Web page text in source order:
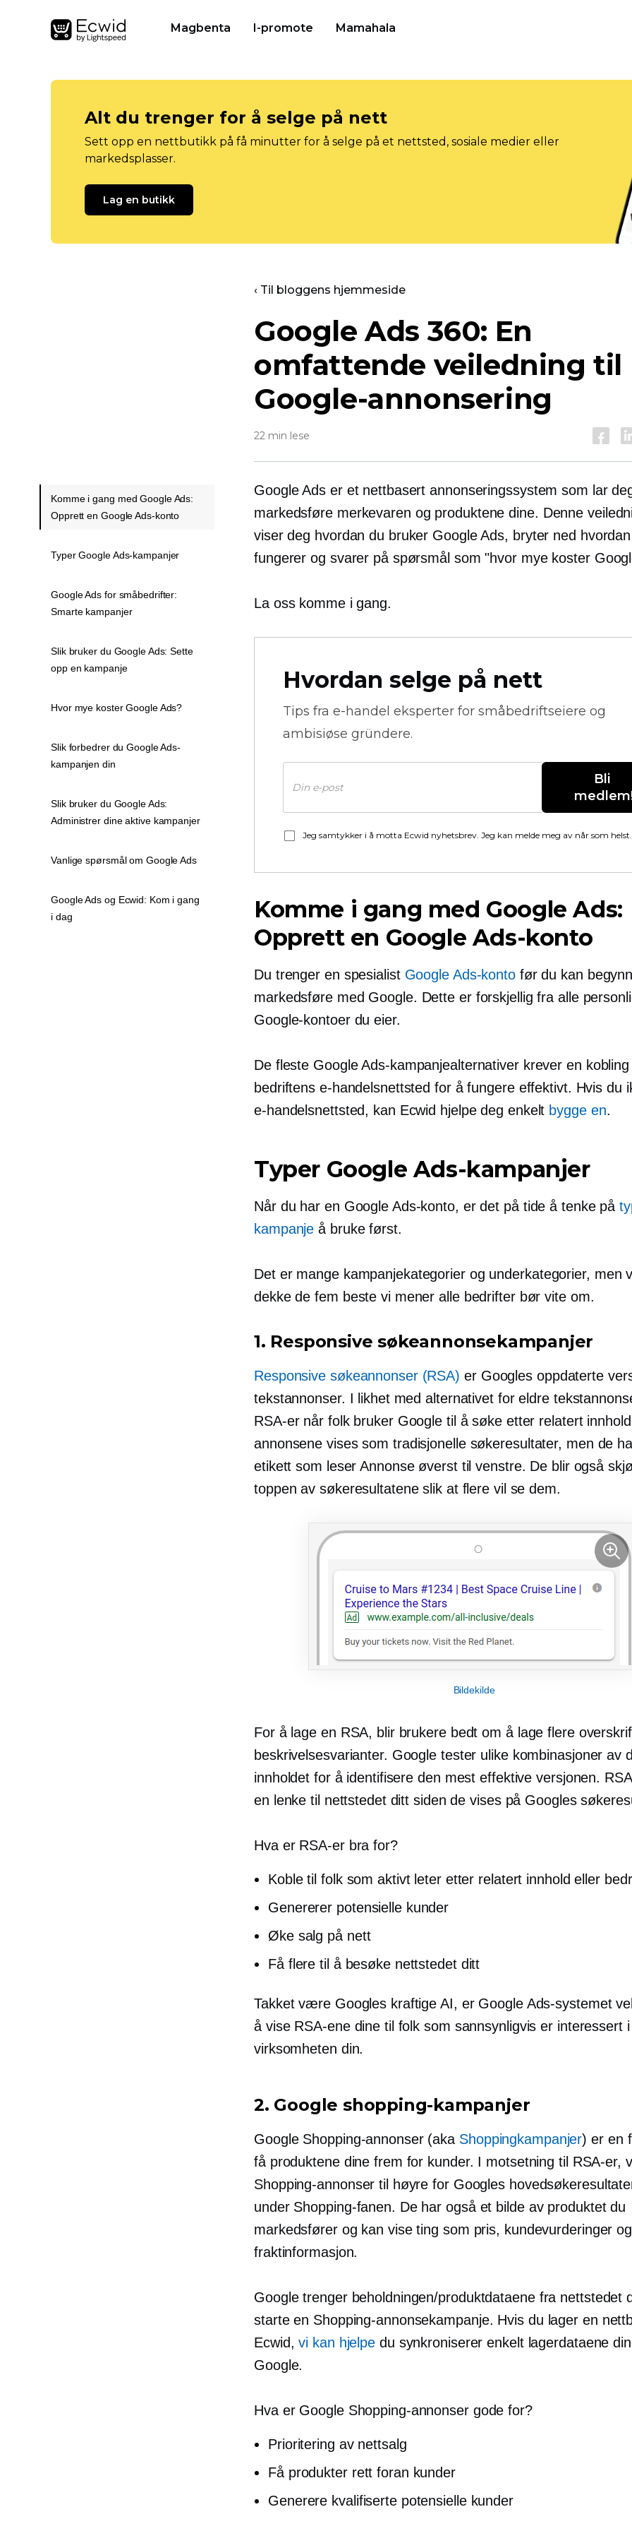
Magbenta I-promote Mamahala
Alt du trenger for å selge på nett
Sett opp en nettbutikk på få minutter for å selge på et nettsted, sosiale medier eller
markedsplasser.
Lag en butikk
‹ Til bloggens hjemmeside
Google Ads 360: En
omfattende veiledning til
Google-annonsering
22 min lese
Google Ads er et nettbasert annonseringssystem som lar
markedsføre merkevaren og produktene dine. Denne
viser deg hvordan du bruker Google Ads, bryter ned
fungerer og svarer på spørsmål som "hvor mye koster
La oss komme i gang.
Hvordan selge på nett
Tips fra e-handel eksperter for småbedriftseiere og
ambisiøse gründere.
Bli
Jeg samtykker i å motta Ecwid nyhetsbrev. Jeg kan melde meg av når som helst.
Komme i gang med Google Ads:
Opprett en Google Ads-konto
Du trenger en spesialist Google Ads-kontofør du kan
markedsføre med Google. Dette er forskjellig fra alle
Google-kontoer du eier.
De fleste Google Ads-kampanjealternativer krever en kobling
bedriftens e-handelsnettsted for å fungere effektivt. Hvis du
e-handelsnettsted, kan Ecwid hjelpe deg enkelt bygge en.
Typer Google Ads-kampanjer
Når du har en Google Ads-konto, er det på tide å tenke på
kampanje å bruke først.
Det er mange kampanjekategorier og underkategorier, men
dekke de fem beste vi mener alle bedrifter bør vite om.
1. Responsive søkeannonsekampanjer
Responsive søkeannonser (RSA) er Googles oppdaterte
tekstannonser. I likhet med alternativet for eldre
RSA-er når folk bruker Google til å søke etter relatert
annonsene vises som tradisjonelle søkeresultater, men de
etikett som leser Annonse øverst til venstre. De blir også
toppen av søkeresultatene slik at flere vil se dem.
Bildekilde
For å lage en RSA, blir brukere bedt om å lage flere
beskrivelsesvarianter. Google tester ulike kombinasjoner av
innholdet for å identifisere den mest effektive versjonen.
en lenke til nettstedet ditt siden de vises på Googles
Hva er RSA-er bra for?
Koble til folk som aktivt leter etter relatert innhold eller
Genererer potensielle kunder
Øke salg på nett
Få flere til å besøke nettstedet ditt
Takket være Googles kraftige AI, er Google Ads-systemet
å vise RSA-ene dine til folk som sannsynligvis er interessert i
virksomheten din.
2. Google shopping-kampanjer
Google Shopping-annonser (aka Shoppingkampanjer) er en
få produktene dine frem for kunder. I motsetning til RSA-er,
Shopping-annonser til høyre for Googles
under Shopping-fanen. De har også et bilde av produktet du
markedsfører og kan vise ting som pris, kundevurderinger og
fraktinformasjon.
Google trenger beholdningen/produktdataene fra nettstedet
starte en Shopping-annonsekampanje. Hvis du lager en
Ecwid,vi kan hjelpe du synkroniserer enkelt lagerdataene
Google.
Hva er Google Shopping-annonser gode for?
Prioritering av nettsalg
Få produkter rett foran kunder
Generere kvalifiserte potensielle kunder
Komme i gang med Google Ads:
Opprett en Google Ads-konto
Typer Google Ads-kampanjer
Google Ads for småbedrifter:
Smarte kampanjer
Slik bruker du Google Ads: Sette
opp en kampanje
Hvor mye koster Google Ads?
Slik forbedrer du Google Ads-
kampanjen din
Slik bruker du Google Ads:
Administrer dine aktive kampanjer
Vanlige spørsmål om Google Ads
Google Ads og Ecwid: Kom i gang
i dag